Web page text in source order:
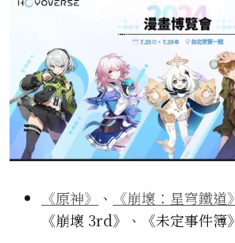
《原神》 、 《崩壞：星穹鐵道》
《崩壞 3rd》、《未定事件簿》